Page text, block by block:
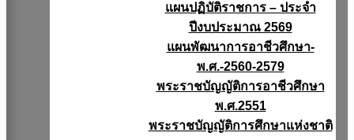
แผนปฏิบัติราชการ – ประจำ
ปีงบประมาณ 2569
แผนพัฒนาการอาชีวศึกษา-
พ.ศ.-2560-2579
พระราชบัญญัติการอาชีวศึกษา
พ.ศ.2551
พระราชบัญญัติการศึกษาแห่งชาติ